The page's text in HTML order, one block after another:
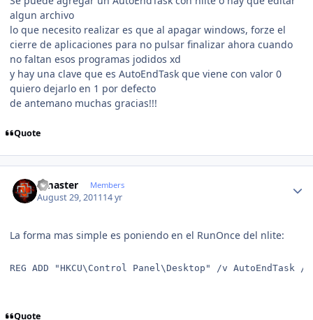
algun archivo
lo que necesito realizar es que al apagar windows, forze el
cierre de aplicaciones para no pulsar finalizar ahora cuando
no faltan esos programas jodidos xd
y hay una clave que es AutoEndTask que viene con valor 0
quiero dejarlo en 1 por defecto
de antemano muchas gracias!!!
Quote
Gmaster Members
August 29, 201114 yr
La forma mas simple es poniendo en el RunOnce del nlite:
REG ADD "HKCU\Control Panel\Desktop" /v AutoEndTask
Quote